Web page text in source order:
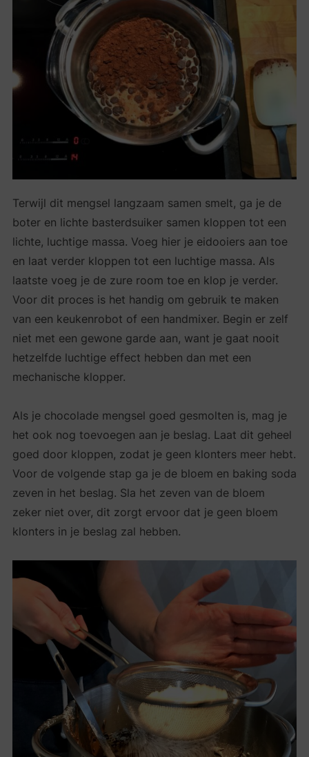
Terwijl dit mengsel langzaam samen smelt, ga je de
boter en lichte basterdsuiker samen kloppen tot een
lichte, luchtige massa. Voeg hier je eidooiers aan toe
en laat verder kloppen tot een luchtige massa. Als
laatste voeg je de zure room toe en klop je verder.
Voor dit proces is het handig om gebruik te maken
van een keukenrobot of een handmixer. Begin er zelf
niet met een gewone garde aan, want je gaat nooit
hetzelfde luchtige effect hebben dan met een
mechanische klopper.
Als je chocolade mengsel goed gesmolten is, mag je
het ook nog toevoegen aan je beslag. Laat dit geheel
goed door kloppen, zodat je geen klonters meer hebt.
Voor de volgende stap ga je de bloem en baking soda
zeven in het beslag. Sla het zeven van de bloem
zeker niet over, dit zorgt ervoor dat je geen bloem
klonters in je beslag zal hebben.